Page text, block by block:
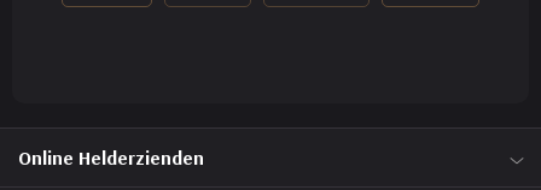
Online Helderzienden